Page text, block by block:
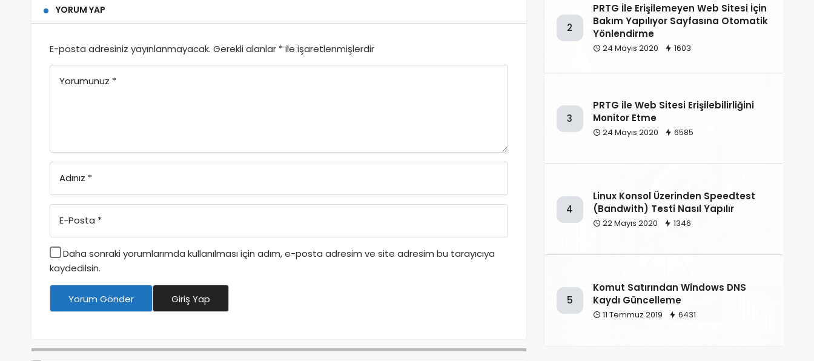
YORUM YAP
E-posta adresiniz yayınlanmayacak. Gerekli alanlar *ile işaretlenmişlerdir
Yorumunuz *
Adınız *
E-Posta *
Daha sonraki yorumlarımda kullanılması için adım, e-posta adresim ve site adresim bu tarayıcıya
kaydedilsin.
Yorum Gönder Giriş Yap
2
PRTG İle Erişilemeyen Web Sitesi İçin
Bakım Yapılıyor Sayfasına Otomatik
Yönlendirme
24 Mayıs 2020 1603
3
PRTG ile Web Sitesi Erişilebilirliğini
Monitor Etme
24 Mayıs 2020 6585
4
Linux Konsol Üzerinden Speedtest
(Bandwith) Testi Nasıl Yapılır
22 Mayıs 2020 1346
5
Komut Satırından Windows DNS
Kaydı Güncelleme
11 Temmuz 2019 6431